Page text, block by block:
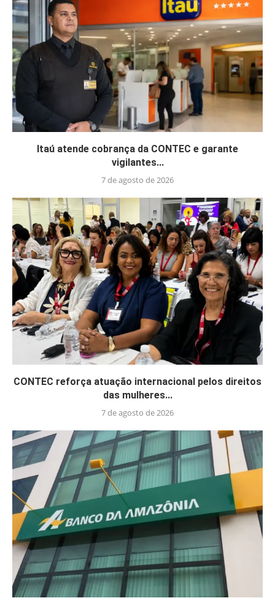
Itaú atende cobrança da CONTEC e garante
vigilantes...
7 de agosto de 2026
CONTEC reforça atuação internacional pelos direitos
das mulheres...
7 de agosto de 2026